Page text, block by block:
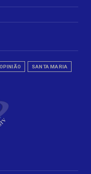
OPINIÃO SANTA MARIA